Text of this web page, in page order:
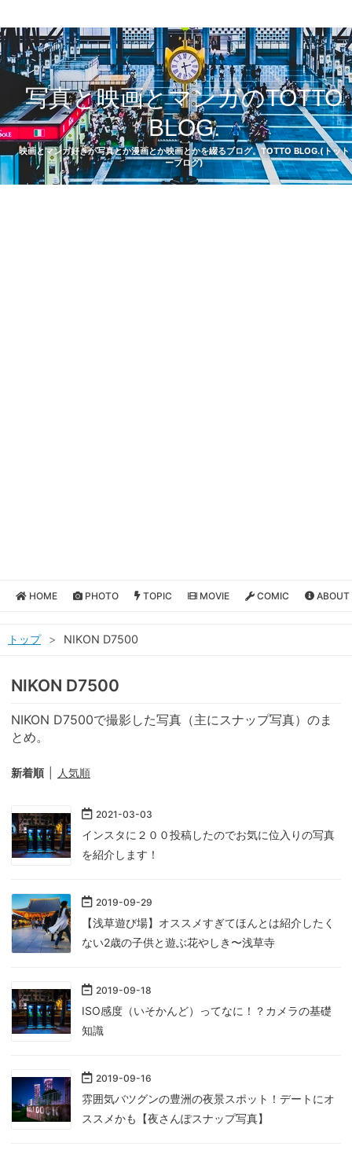
写真と映画とマンガのTOTTO
BLOG.
映画とマンガ好きが写真とか漫画とか映画とかを綴るブログ。TOTTO BLOG.(トット
ーブログ)
HOME PHOTO TOPIC MOVIE COMIC ABOUT
トップ > NIKON D7500
NIKON D7500
NIKON D7500で撮影した写真（主にスナップ写真）のま
とめ。
新着順 人気順
2021-03-03
インスタに２００投稿したのでお気に位入りの写真
を紹介します！
2019-09-29
【浅草遊び場】オススメすぎてほんとは紹介したく
ない2歳の子供と遊ぶ花やしき〜浅草寺
2019-09-18
ISO感度（いそかんど）ってなに！？カメラの基礎
知識
2019-09-16
雰囲気バツグンの豊洲の夜景スポット！デートにオ
ススメかも【夜さんぽスナップ写真】